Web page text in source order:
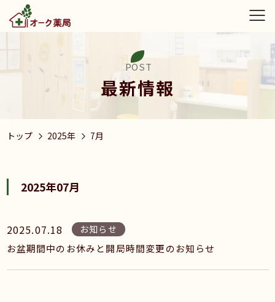
POST
最新情報
トップ 2025年 7月
2025年07月
2025.07.18 お知らせ
お盆期間中のお休みと開局時間変更のお知らせ